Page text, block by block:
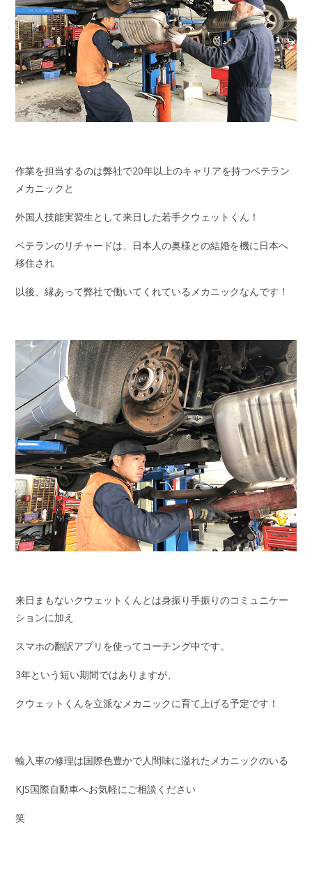
作業を担当するのは弊社で20年以上のキャリアを持つベテラン
メカニックと
外国人技能実習生として来日した若手クウェットくん！
ベテランのリチャードは、日本人の奥様との結婚を機に日本へ
移住され
以後、縁あって弊社で働いてくれているメカニックなんです！
来日まもないクウェットくんとは身振り手振りのコミュニケー
ションに加え
スマホの翻訳アプリを使ってコーチング中です。
3年という短い期間ではありますが、
クウェットくんを立派なメカニックに育て上げる予定です！
輸入車の修理は国際色豊かで人間味に溢れたメカニックのいる
KJS国際自動車へお気軽にご相談ください
笑